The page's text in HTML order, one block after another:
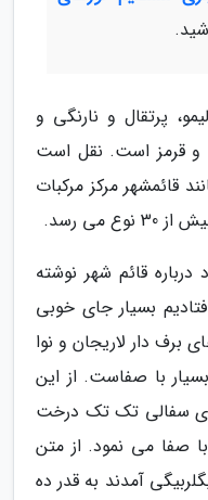
پرتقال و نارنگی و
و قرمز است. نقل است
قائمشهر مرکز مرکبات
می رسد.
درباره قائم شهر نوشته
بسیار جای خوبی
برف دار لاریجان و نوا
با صفاست. از این
سفالی تک تک درخت
صفا می نمود. از متن
آمدند به قدر ده